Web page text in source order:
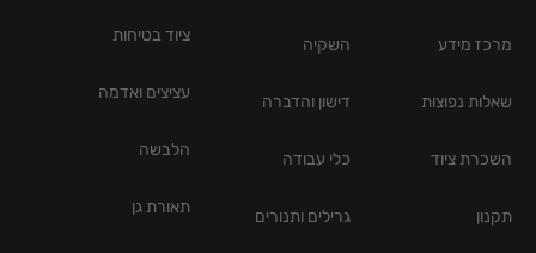
מרכז מידע
שאלות נפוצות
השכרת ציוד
תקנון
השקיה
דישון והדברה
כלי עבודה
גרילים ותנורים
ציוד בטיחות
עציצים ואדמה
הלבשה
תאורת גן